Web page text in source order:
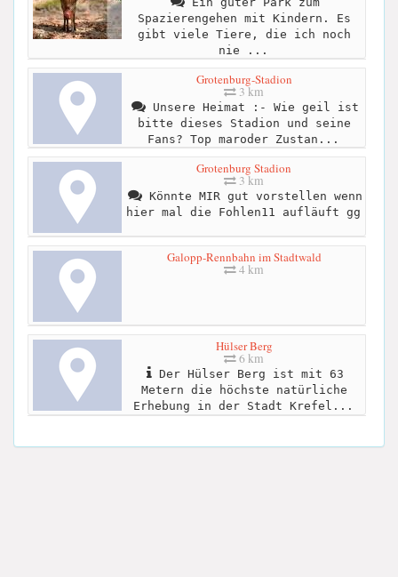
Spazierengehen mit Kindern. Es
gibt viele Tiere, die ich noch
nie ...
Grotenburg-Stadion
3 km
Unsere Heimat :- Wie geil ist
bitte dieses Stadion und seine
Fans? Top maroder Zustan...
Grotenburg Stadion
3 km
Könnte MIR gut vorstellen wenn
hier mal die Fohlen11 aufläuft gg
Galopp-Rennbahn im Stadtwald
4 km
Hülser Berg
6 km
Der Hülser Berg ist mit 63
Metern die höchste natürliche
Erhebung in der Stadt Krefel...